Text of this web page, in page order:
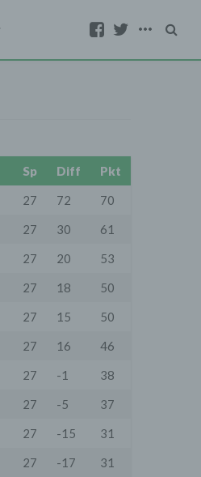
Sp Diff
Pkt
27 72
70
27 30
61
27 20
53
27 18
50
27 15
50
27 16
46
27 -1
38
27 -5
37
27 -15
31
27 -17
31